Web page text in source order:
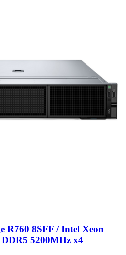
R760 8SFF / Intel Xeon
5200MHz x4